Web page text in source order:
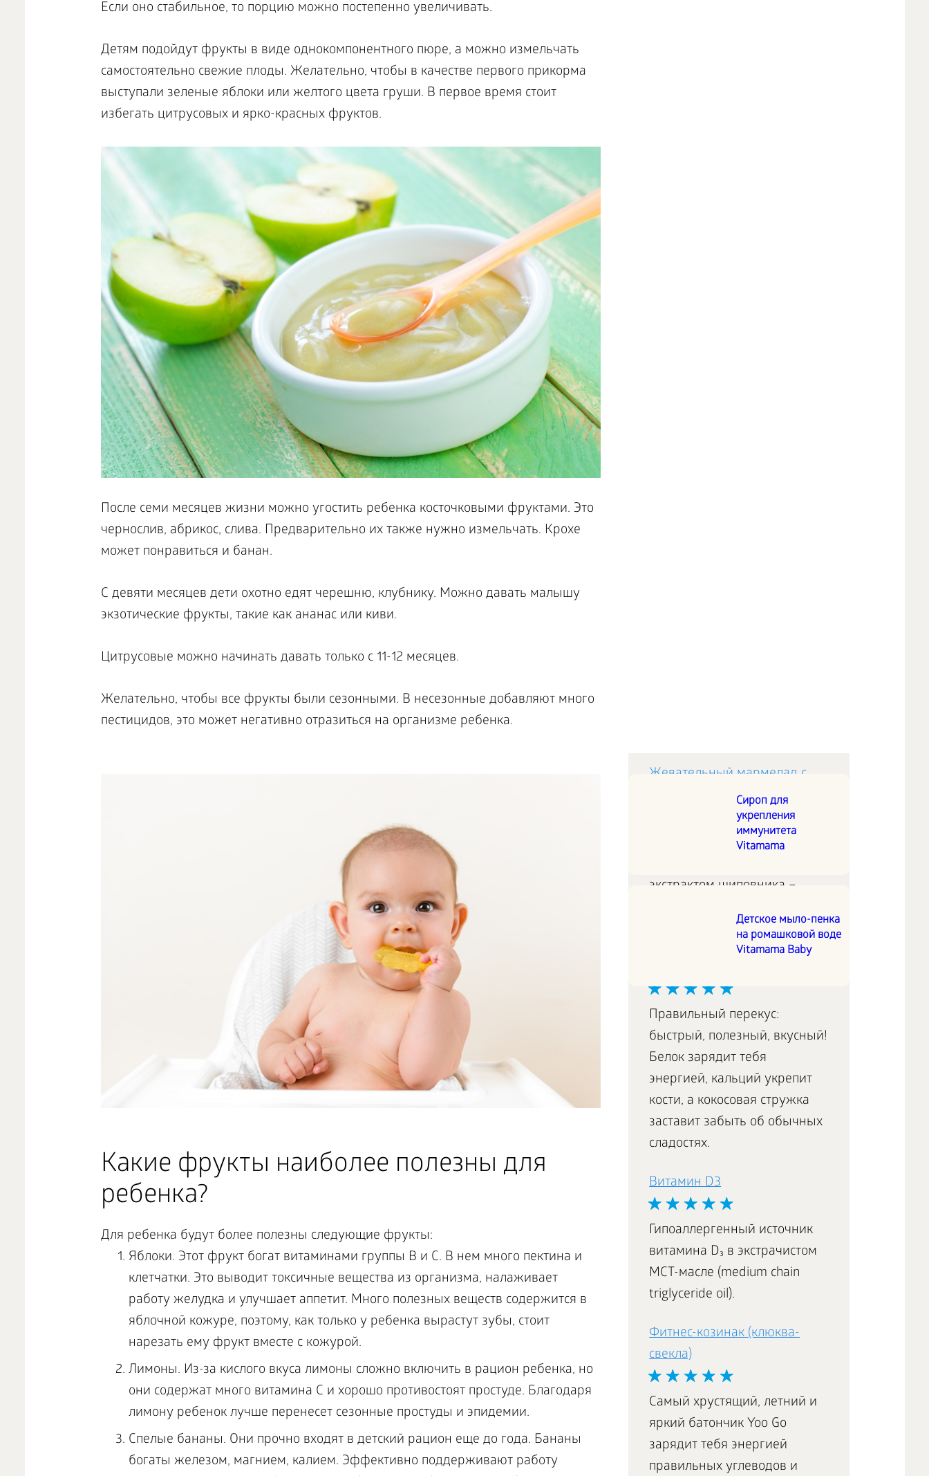
Если оно стабильное, то порцию можно постепенно увеличивать.
Детям подойдут фрукты в виде однокомпонентного пюре, а можно измельчать
самостоятельно свежие плоды. Желательно, чтобы в качестве первого прикорма
выступали зеленые яблоки или желтого цвета груши. В первое время стоит
избегать цитрусовых и ярко-красных фруктов.
После семи месяцев жизни можно угостить ребенка косточковыми фруктами. Это
чернослив, абрикос, слива. Предварительно их также нужно измельчать. Крохе
может понравиться и банан.
С девяти месяцев дети охотно едят черешню, клубнику. Можно давать малышу
экзотические фрукты, такие как ананас или киви.
Цитрусовые можно начинать давать только с 11-12 месяцев.
Желательно, чтобы все фрукты были сезонными. В несезонные добавляют много
пестицидов, это может негативно отразиться на организме ребенка.
Жевательный мармелад с
малиной и шиповником
Натуральный десерт с
экстрактом шиповника –
витамина С на каждый день!
Правильный перекус:
быстрый, полезный, вкусный!
Белок зарядит тебя
энергией, кальций укрепит
кости, а кокосовая стружка
заставит забыть об обычных
сладостях.
Витамин D3
Гипоаллергенный источник
витамина D₃ в экстрачистом
МСТ-масле (medium chain
triglyceride oil).
Фитнес-козинак (клюква-
свекла)
Самый хрустящий, летний и
яркий батончик Yoo Go
зарядит тебя энергией
правильных углеводов и
Сироп для
укрепления
иммунитета
Vitamama
Детское мыло-пенка
на ромашковой воде
Vitamama Baby
Какие фрукты наиболее полезны для
ребенка?
Для ребенка будут более полезны следующие фрукты:
Яблоки. Этот фрукт богат витаминами группы В и С. В нем много пектина и
клетчатки. Это выводит токсичные вещества из организма, налаживает
работу желудка и улучшает аппетит. Много полезных веществ содержится в
яблочной кожуре, поэтому, как только у ребенка вырастут зубы, стоит
нарезать ему фрукт вместе с кожурой.
Лимоны. Из-за кислого вкуса лимоны сложно включить в рацион ребенка, но
они содержат много витамина С и хорошо противостоят простуде. Благодаря
лимону ребенок лучше перенесет сезонные простуды и эпидемии.
Спелые бананы. Они прочно входят в детский рацион еще до года. Бананы
богаты железом, магнием, калием. Эффективно поддерживают работу